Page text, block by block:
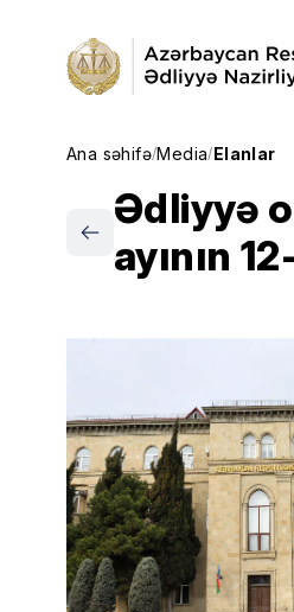
Ana səhifə/Media/Elanlar
Ədliyyə
ayının